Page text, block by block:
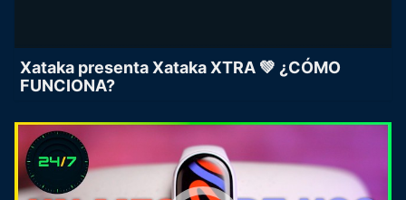
Xataka presenta Xataka XTRA 💚 ¿CÓMO
FUNCIONA?